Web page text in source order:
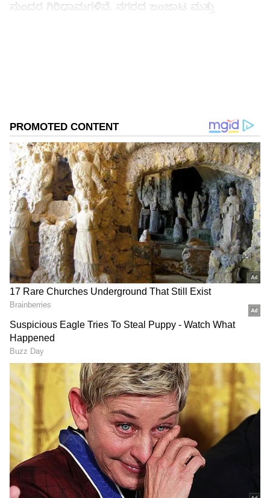
ಸುಂದರ ಗಿರಿಧಾಮಗಳಿವೆ. ನಗರದ ಜಂಜಾಟ ಮತ್ತು
ಮಕ್ಕಳೊಂದಿಗೆ ಅಥವಾ ಏಕಾಂಗಿಯಾಗಿ ಸಮಯ ಕಳೆಯಲು
ಇವು ಅತ್ಯುತ್ತಮವಾಗಿವೆ. ಹಚ್ಚ ಹಸಿರು, ಜಲಪಾತಗಳು ಮತ್ತು
ಆಹ್ಲಾದಕರ ಹವಾಮಾನವು ನಿಮ್ಮ ಪ್ರವಾಸವನ್ನು
ಸ್ಮರಣೀಯವಾಗಿಸುವುದರಲ್ಲಿ ಸಂಶಯವಿಲ್ಲ.
ಸಮಗ್ರ ಸುದ್ದಿ ಮೂಲವನ್ನಾಗಿ asianet suvarna news ಅನ್ನು
ಆಯ್ಕೆ ಮಾಡಿಕೊಳ್ಳಿ
2
6